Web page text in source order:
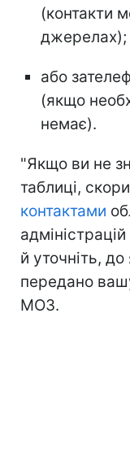
(контакти
джерелах);
або
(якщо
немає).
"Якщо ви не
таблиці,
контактами
й уточніть,
передано
МОЗ.